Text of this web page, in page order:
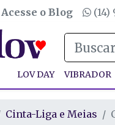
Acesse o Blog (14)
LOV DAY VIBRADOR
Cinta-Liga e Meias